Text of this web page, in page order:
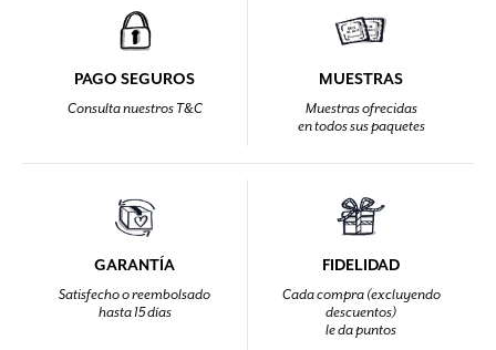
PAGO SEGUROS
Consulta nuestros T&C
MUESTRAS
Muestras ofrecidas
en todos sus paquetes
GARANTÍA
Satisfecho o reembolsado
hasta 15 días
FIDELIDAD
Cada compra (excluyendo
descuentos)
le da puntos